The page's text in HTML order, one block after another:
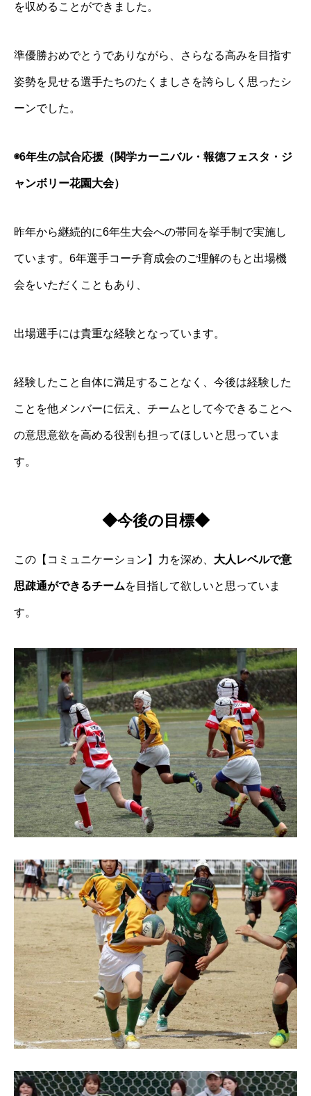
を収めることができました。
準優勝おめでとうでありながら、さらなる高みを目指す
姿勢を見せる選手たちのたくましさを誇らしく思ったシ
ーンでした。
◉6年生の試合応援（関学カーニバル・報徳フェスタ・ジ
ャンボリー花園大会）
昨年から継続的に6年生大会への帯同を挙手制で実施し
ています。6年選手コーチ育成会のご理解のもと出場機
会をいただくこともあり、
出場選手には貴重な経験となっています。
経験したこと自体に満足することなく、今後は経験した
ことを他メンバーに伝え、チームとして今できることへ
の意思意欲を高める役割も担ってほしいと思っていま
す。
◆今後の目標◆
この【コミュニケーション】力を深め、 ⼤⼈レベルで意
思疎通ができるチームを⽬指して欲しいと思っていま
す。